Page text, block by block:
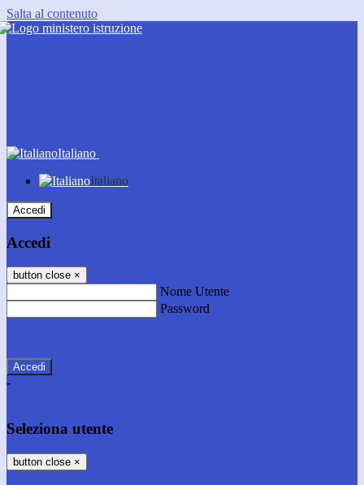
Salta al contenuto
Italiano
Italiano
Accedi
Accedi
button close ×
Nome Utente
Password
-
Seleziona utente
button close ×